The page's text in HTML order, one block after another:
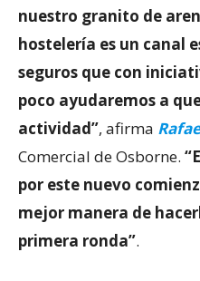
nuestro granito de
hostelería es un canal
seguros que con
poco ayudaremos a
actividad”, afirma
Comercial de Osborne.
por este nuevo
mejor manera de
primera ronda”.